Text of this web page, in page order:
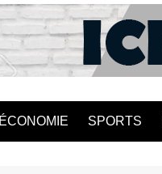
ÉCONOMIE SPORTS